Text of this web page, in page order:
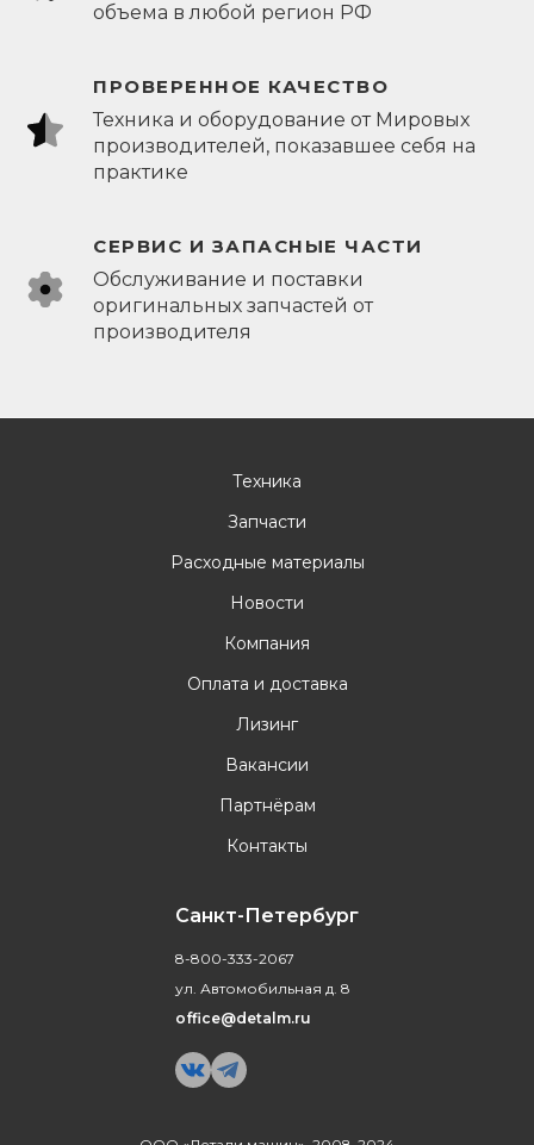
объема в любой регион РФ
ПРОВЕРЕННОЕ КАЧЕСТВО
Техника и оборудование от Мировых
производителей, показавшее себя на
практике
СЕРВИС И ЗАПАСНЫЕ ЧАСТИ
Обслуживание и поставки
оригинальных запчастей от
производителя
Техника
Запчасти
Расходные материалы
Новости
Компания
Оплата и доставка
Лизинг
Вакансии
Партнёрам
Контакты
Санкт-Петербург
8-800-333-2067
ул. Автомобильная д. 8
office@detalm.ru